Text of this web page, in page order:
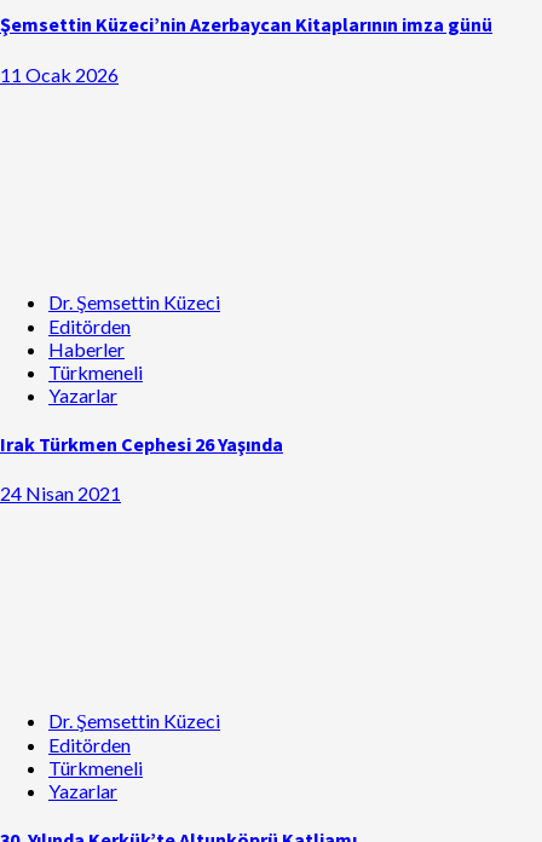
Şemsettin Küzeci’nin Azerbaycan Kitaplarının imza günü
11 Ocak 2026
Dr. Şemsettin Küzeci
Editörden
Haberler
Türkmeneli
Yazarlar
Irak Türkmen Cephesi 26 Yaşında
24 Nisan 2021
Dr. Şemsettin Küzeci
Editörden
Türkmeneli
Yazarlar